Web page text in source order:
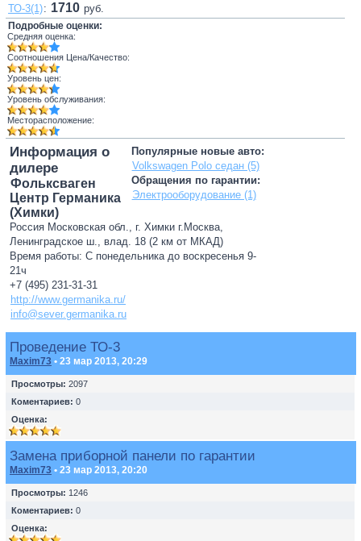
ТО-3(1): 1710 руб.
Подробные оценки:
Средняя оценка:
Соотношения Цена/Качество:
Уровень цен:
Уровень обслуживания:
Месторасположение:
Популярные новые авто:
Volkswagen Polo седан (5)
Обращения по гарантии:
Электрооборудование (1)
Информация о
дилере
Фольксваген
Центр Германика
(Химки)
Россия Московская обл., г. Химки г.Москва,
Ленинградское ш., влад. 18 (2 км от МКАД)
Время работы: С понедельника до воскресенья 9-
21ч
+7 (495) 231-31-31
http://www.germanika.ru/
info@sever.germanika.ru
Проведение ТО-3
Maxim73 • 23 мар 2013, 20:29
Просмотры: 2097
Коментариев: 0
Оценка:
Замена приборной панели по гарантии
Maxim73 • 23 мар 2013, 20:20
Просмотры: 1246
Коментариев: 0
Оценка: